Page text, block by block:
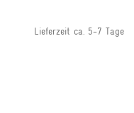
Lieferzeit ca. 5-7 Tage